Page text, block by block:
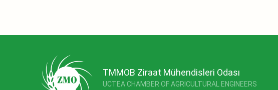
TMMOB Ziraat Mühendisleri Odası
UCTEA CHAMBER OF AGRICULTURAL ENGINEERS